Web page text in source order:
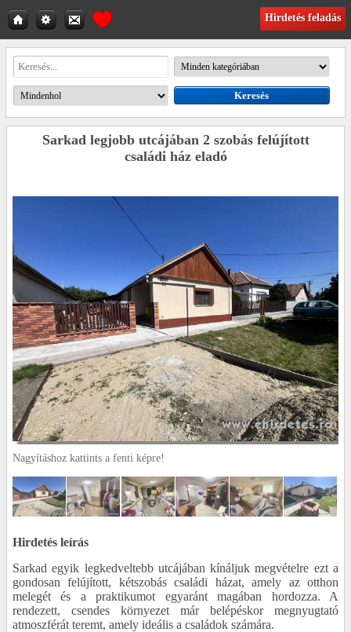
Hirdetés feladás
Sarkad legjobb utcájában 2 szobás felújított
családi ház eladó
Nagyításhoz kattints a fenti képre!
Hirdetés leírás
Sarkad egyik legkedveltebb utcájában kínáljuk megvételre ezt a
gondosan felújított, kétszobás családi házat, amely az otthon
melegét és a praktikumot egyaránt magában hordozza. A
rendezett, csendes környezet már belépéskor megnyugtató
atmoszférát teremt, amely ideális a családok számára.